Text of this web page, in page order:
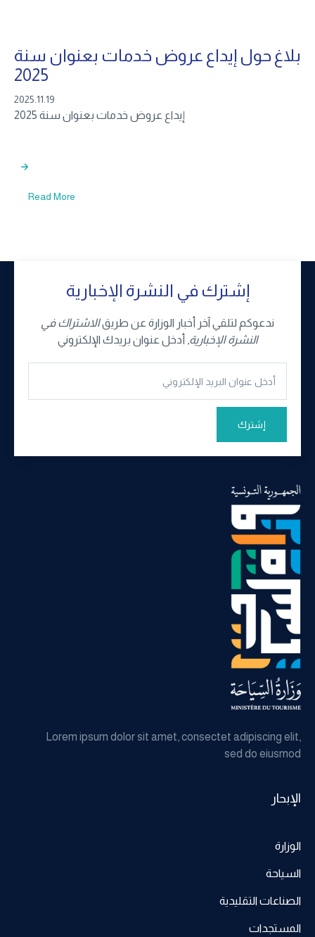
بلاغ حول إيداع عروض خدمات بعنوان سنة
2025
2025.11.19
إيداع عروض خدمات بعنوان سنة 2025
Read More
إشترك في النشرة الإخبارية
ندعوكم لتلقي آخر أخبار الوزارة عن طريقالاشتراك في
النشرة الإخبارية, أدخل عنوان بريدك الإلكتروني
إشترك
Lorem ipsum dolor sit amet, consectet adipiscing elit,
sed do eiusmod
الإبحار
الوزارة
السياحة
الصناعات التقليدية
المستجدات